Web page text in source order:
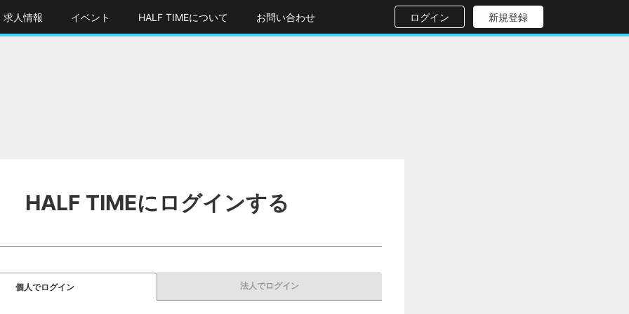
求人情報 イベント HALF TIMEについて お問い合わせ ログイン 新規登録
HALF TIMEにログインする
個人でログイン 法人でログイン